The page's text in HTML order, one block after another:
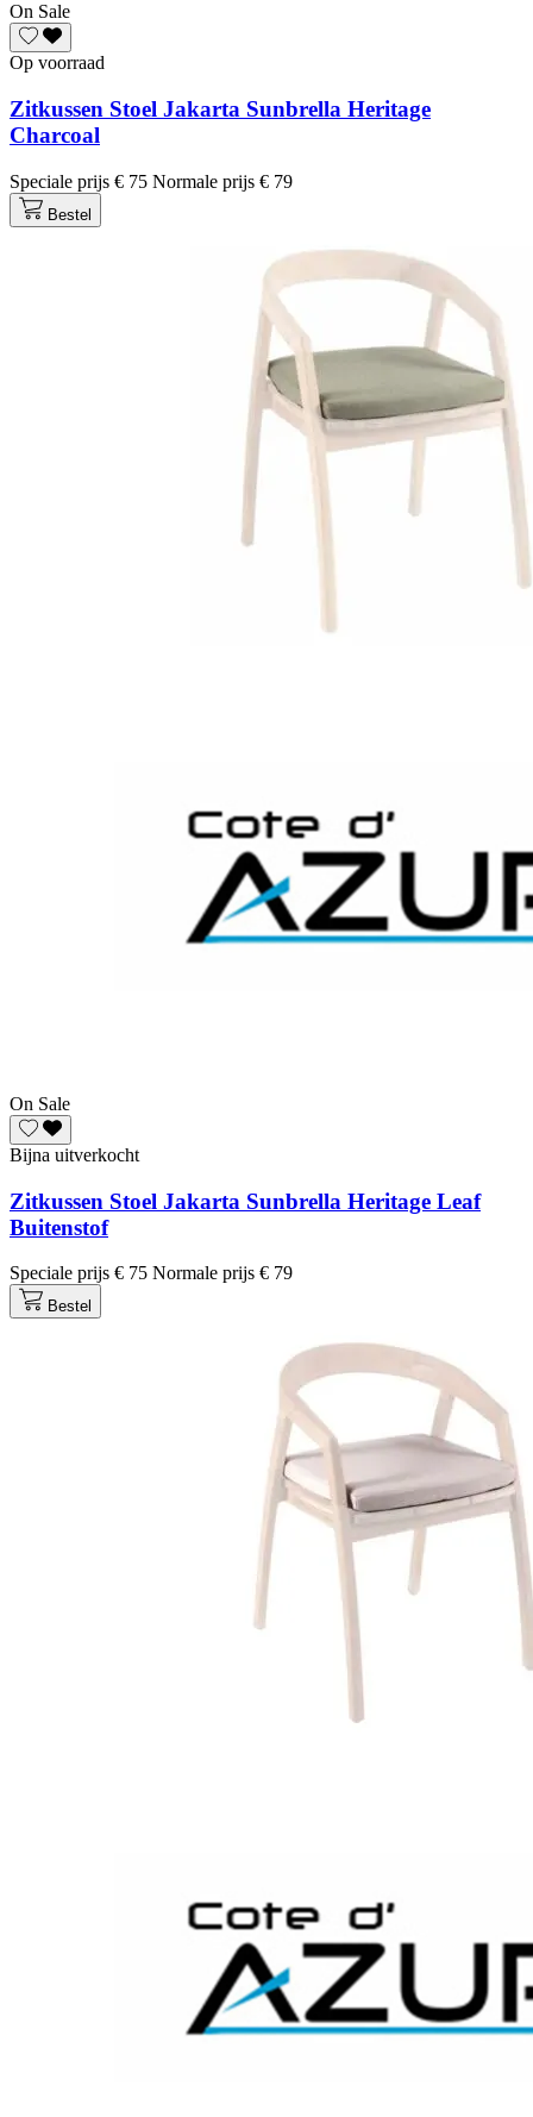
On Sale
Op voorraad
Zitkussen Stoel Jakarta Sunbrella Heritage
Charcoal
Speciale prijs € 75 Normale prijs € 79
Bestel
On Sale
Bijna uitverkocht
Zitkussen Stoel Jakarta Sunbrella Heritage Leaf
Buitenstof
Speciale prijs € 75 Normale prijs € 79
Bestel